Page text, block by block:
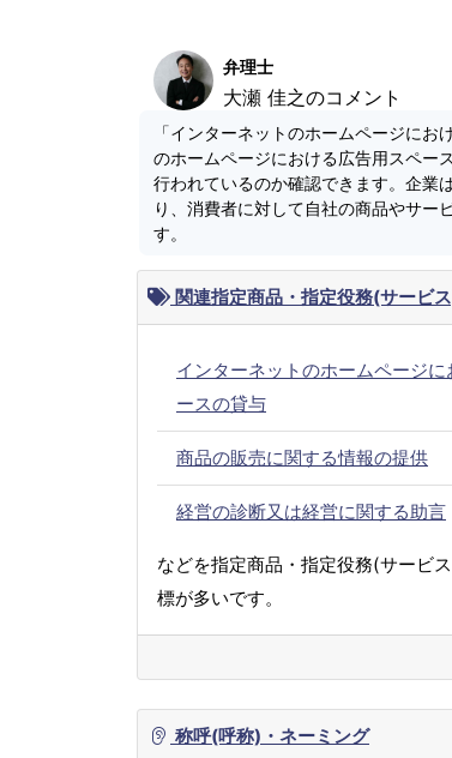
弁理士
大瀬 佳之のコメント
「インターネットのホームページに
のホームページにおける広告用スペー
行われているのか確認できます。企業
り、消費者に対して自社の商品やサー
す。
関連指定商品・指定役務(サービ
インターネットのホームページ
ースの貸与
商品の販売に関する情報の提供
経営の診断又は経営に関する助言
などを指定商品・指定役務(サービ
標が多いです。
称呼(呼称)・ネーミング